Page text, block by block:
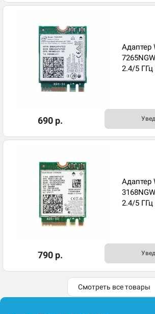
Адаптер
2.4/5 ГГц
690 р.
Адаптер
2.4/5 ГГц
790 р.
Смотреть все товары